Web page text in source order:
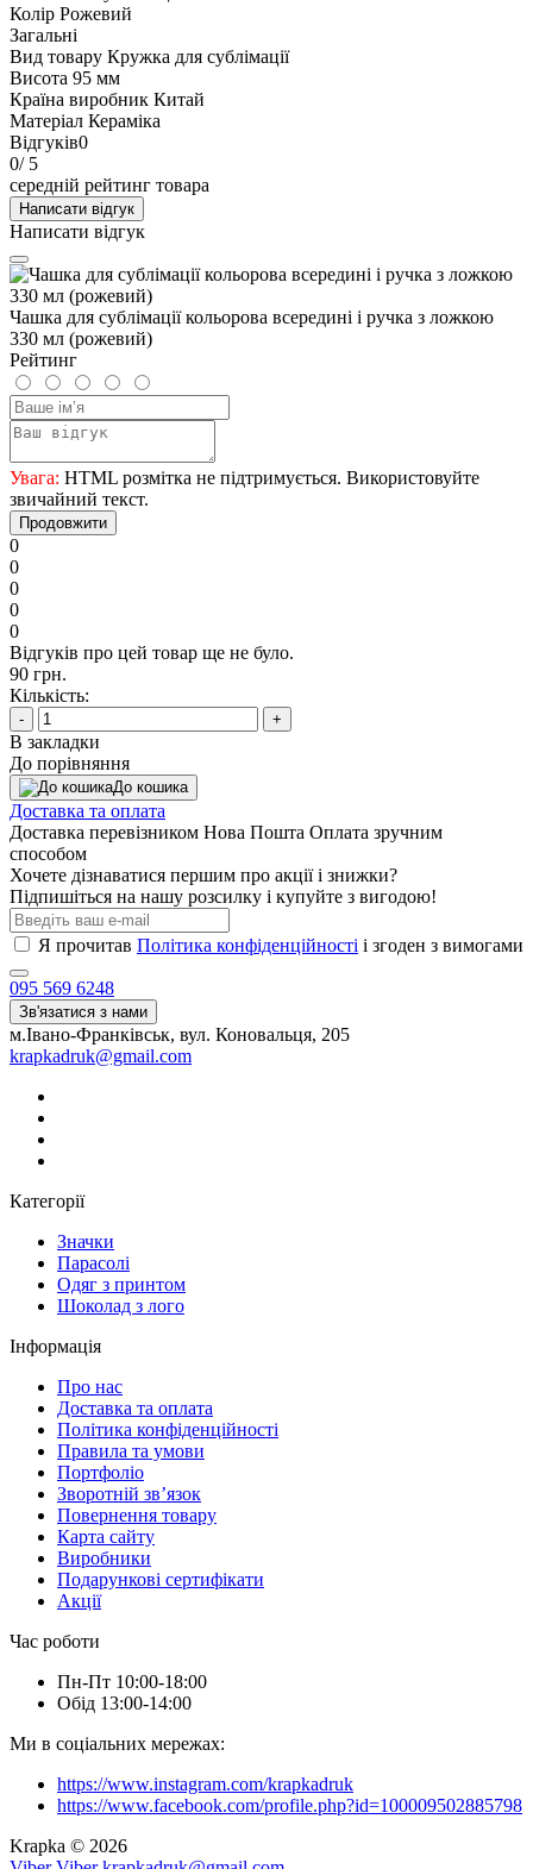
Колір Рожевий
Загальні
Вид товару Кружка для сублімації
Висота 95 мм
Країна виробник Китай
Матеріал Кераміка
Відгуків0
0/ 5
середній рейтинг товара
Написати відгук
Написати відгук
Чашка для сублімації кольорова всередині і ручка з ложкою
330 мл (рожевий)
Рейтинг
Увага: HTML розмітка не підтримується. Використовуйте
звичайний текст.
Продовжити
0
0
0
0
0
Відгуків про цей товар ще не було.
90 грн.
Кількість:
- +
В закладки
До порівняння
До кошика
Доставка та оплата
Доставка перевізником Нова Пошта Оплата зручним
способом
Хочете дізнаватися першим про акції і знижки?
Підпишіться на нашу розсилку і купуйте з вигодою!
Я прочитав Політика конфіденційності і згоден з вимогами
095 569 6248
Зв'язатися з нами
м.Івано-Франківськ, вул. Коновальця, 205
krapkadruk@gmail.com
Категорії
Значки
Парасолі
Одяг з принтом
Шоколад з лого
Інформація
Про нас
Доставка та оплата
Політика конфіденційності
Правила та умови
Портфоліо
Зворотній зв’язок
Повернення товару
Карта сайту
Виробники
Подарункові сертифікати
Акції
Час роботи
Пн-Пт 10:00-18:00
Обід 13:00-14:00
Ми в соціальних мережах:
https://www.instagram.com/krapkadruk
https://www.facebook.com/profile.php?id=100009502885798
Krapka © 2026